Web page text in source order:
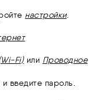
настройки.
Fi)или Проводное
введите пароль.